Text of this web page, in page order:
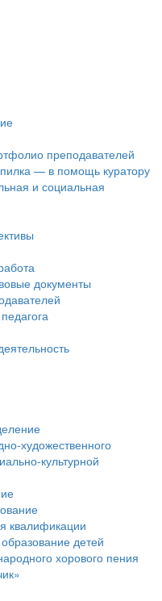
преподавателей
— в помощь куратору
и социальная
документы
художественного
культурной
квалификации
детей
хорового пения